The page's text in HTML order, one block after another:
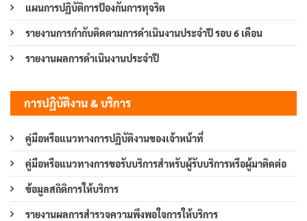
แผนการปฏิบัติการป้องกันการทุจริต
รายงานการกำกับติดตามการดำเนินงานประจำปี รอบ 6 เดือน
รายงานผลการดำเนินงานประจำปี
การปฏิบัติงาน & บริการ
คู่มือหรือแนวทางการปฏิบัติงานของเจ้าหน้าที่
คู่มือหรือแนวทางการขอรับบริการสำหรับผู้รับบริการหรือผู้มาติดต่อ
ข้อมูลสถิติการให้บริการ
รายงานผลการสำรวจความพึงพอใจการให้บริการ